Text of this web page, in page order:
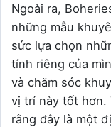
Ngoài ra,
những mẫu
sức lựa chọn
tính riêng của
và chăm sóc
vị trí này tốt hơn.
rằng đây là một